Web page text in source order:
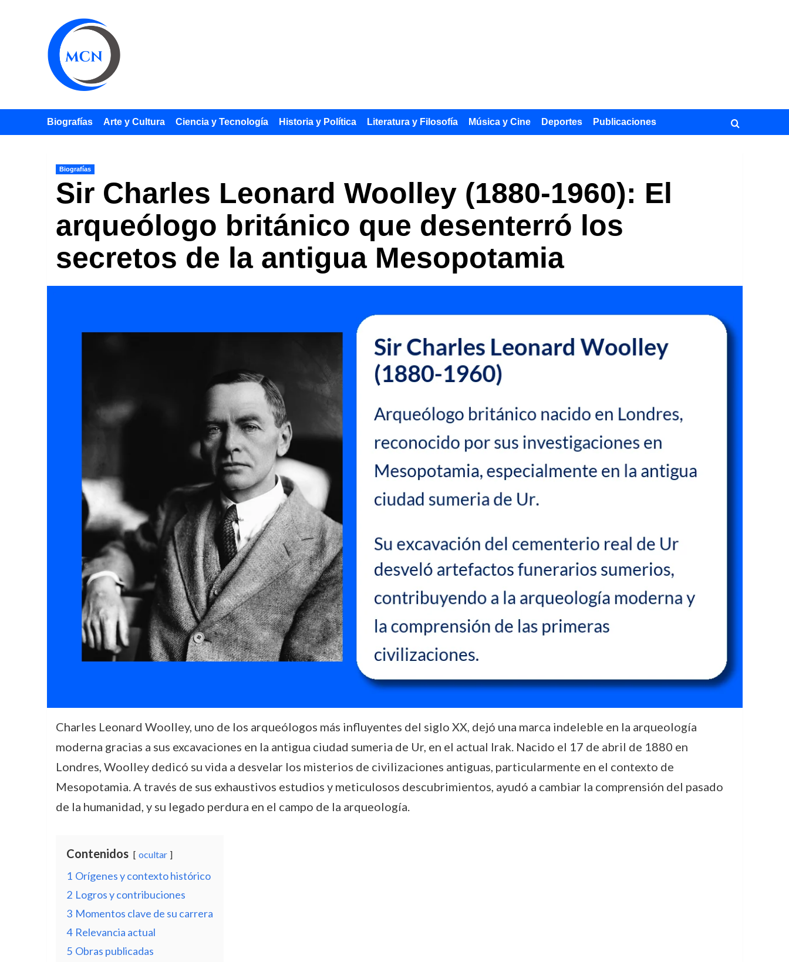
Biografías Arte y Cultura Ciencia y Tecnología Historia y Política Literatura y Filosofía Música y Cine Deportes Publicaciones
Biografías
Sir Charles Leonard Woolley (1880-1960): El
arqueólogo británico que desenterró los
secretos de la antigua Mesopotamia
Charles Leonard Woolley, uno de los arqueólogos más influyentes del siglo XX, dejó una marca indeleble en la arqueología
moderna gracias a sus excavaciones en la antigua ciudad sumeria de Ur, en el actual Irak. Nacido el 17 de abril de 1880 en
Londres, Woolley dedicó su vida a desvelar los misterios de civilizaciones antiguas, particularmente en el contexto de
Mesopotamia. A través de sus exhaustivos estudios y meticulosos descubrimientos, ayudó a cambiar la comprensión del pasado
de la humanidad, y su legado perdura en el campo de la arqueología.
Contenidos ocultar
1 Orígenes y contexto histórico
2 Logros y contribuciones
3 Momentos clave de su carrera
4 Relevancia actual
5 Obras publicadas